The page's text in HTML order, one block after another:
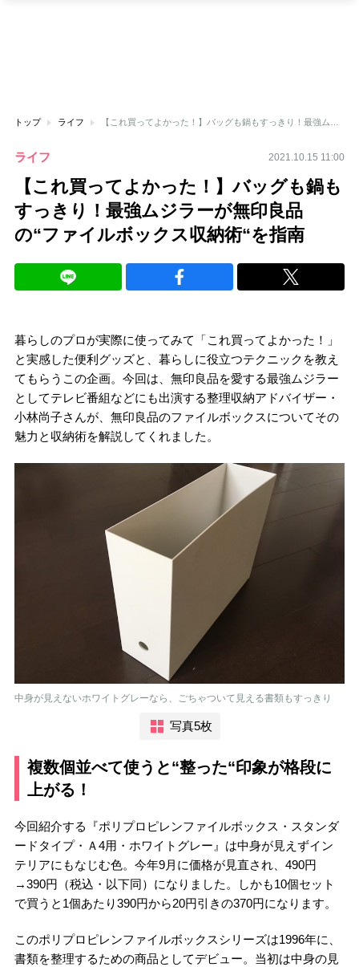
トップ ライフ
ライフ 2021.10.15 11:00
【これ買ってよかった！】バッグも鍋も
すっきり！最強ムジラーが無印良品
の“ファイルボックス収納術“を指南
暮らしのプロが実際に使ってみて「これ買ってよかった！」
と実感した便利グッズと、暮らしに役立つテクニックを教え
てもらうこの企画。今回は、無印良品を愛する最強ムジラー
としてテレビ番組などにも出演する整理収納アドバイザー・
小林尚子さんが、無印良品のファイルボックスについてその
魅力と収納術を解説してくれました。
中身が見えないホワイトグレーなら、ごちゃついて見える書類もすっきり
写真5枚
複数個並べて使うと“整った“印象が格段に
上がる！
今回紹介する『ポリプロピレンファイルボックス・スタンダ
ードタイプ・Ａ4用・ホワイトグレー』は中身が見えずイン
テリアにもなじむ色。今年9月に価格が見直され、490円
→390円（税込・以下同）になりました。しかも10個セット
で買うと1個あたり390円から20円引きの370円になります。
このポリプロピレンファイルボックスシリーズは1996年に、
書類を整理するための商品としてデビュー。当初は中身の見